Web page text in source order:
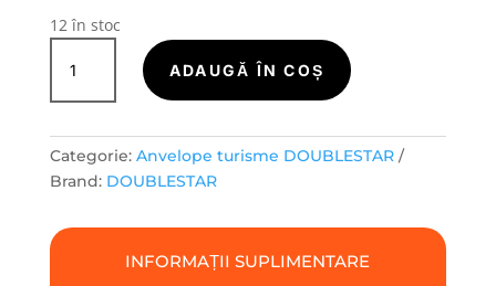
406.31 lei.
12 în stoc
Cantitate
DOUBLESTAR
MAXIMUM
225/70R15
112/109R
ADAUGĂ ÎN COȘ
Categorie: Anvelope turisme DOUBLESTAR
Brand: DOUBLESTAR
INFORMAȚII SUPLIMENTARE